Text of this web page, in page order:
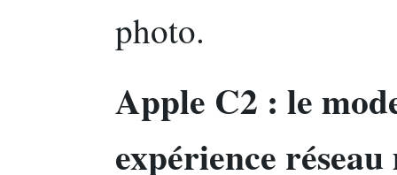
photo.
Apple C2 : le
expérience